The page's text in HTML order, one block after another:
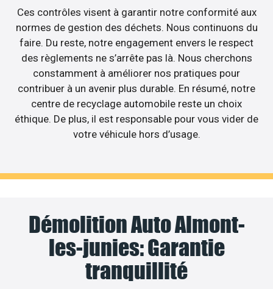
Ces contrôles visent à garantir notre conformité aux
normes de gestion des déchets. Nous continuons du
faire. Du reste, notre engagement envers le respect
des règlements ne s’arrête pas là. Nous cherchons
constamment à améliorer nos pratiques pour
contribuer à un avenir plus durable. En résumé, notre
centre de recyclage automobile reste un choix
éthique. De plus, il est responsable pour vous vider de
votre véhicule hors d’usage.
Démolition Auto Almont-
les-junies: Garantie
tranquillité